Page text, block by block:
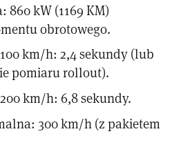
860 kW (1169 KM)
obrotowego.
km/h: 2,4 sekundy (lub
pomiaru rollout).
km/h: 6,8 sekundy.
300 km/h (z pakietem